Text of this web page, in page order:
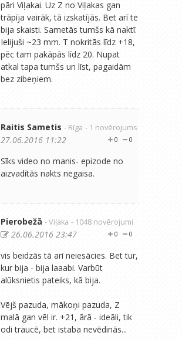
pāri Viļakai. Uz Z no Viļakas gan
trāpīja vairāk, tā izskatījās. Bet arī te
bija skaisti. Sametās tumšs kā naktī.
Ielijuši ~23 mm. T nokritās līdz +18,
pēc tam pakāpās līdz 20. Nupat
atkal tapa tumšs un līst, pagaidām
bez zibeņiem.
Raitis Sametis - Rīga - 1 novērojums
0
0
27.06.2016 11:22
Sīks video no manis- epizode no
aizvadītās nakts negaisa.
Pierobežā - Viļaka - 1048 novērojumi
0
0
26.06.2016 23:47
vis beidzās tā arī neiesācies. Bet tur,
kur bija - bija laaabi. Varbūt
alūksnietis pateiks, kā bija.
Vējš pazuda, mākoņi pazuda, Z
malā gan vēl ir. +21, ārā - ideāli, tik
odi traucē, bet istaba nevēdinās...